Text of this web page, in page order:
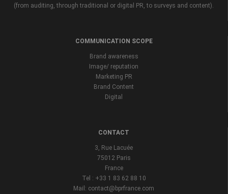
(from auditing, through traditional or digital PR, to surveys and content).
COMMUNICATION SCOPE
Brand awareness
Image/ reputation
Marketing PR
Brand Content
Digital
CONTACT
3, Rue Lacuée
75012 Paris
France
Tel : +33 1 83 62 88 10
Mail: contact@bprfrance.com